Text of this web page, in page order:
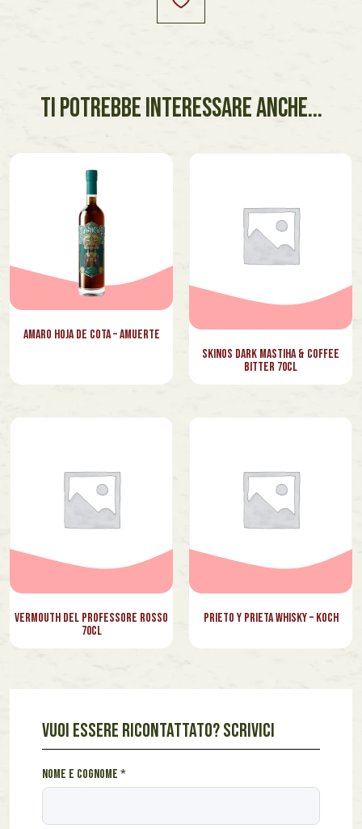
TI POTREBBE INTERESSARE ANCHE...
Amaro Hoja de Cota – Amuerte
Skinos Dark Mastiha & Coffee
Bitter 70cl
Vermouth del Professore Rosso
70cl
Prieto y Prieta Whisky – Koch
VUOI ESSERE RICONTATTATO? SCRIVICI
Nome e cognome *